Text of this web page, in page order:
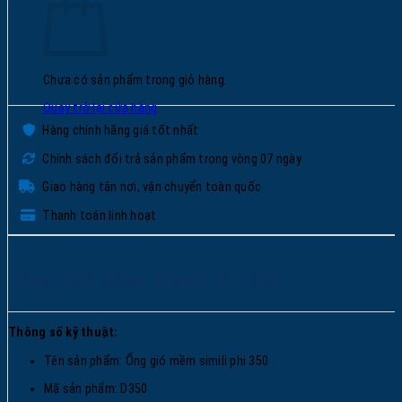
Chưa có sản phẩm trong giỏ hàng.
Quay trở lại cửa hàng
Hàng chính hãng giá tốt nhất
Chính sách đổi trả sản phẩm trong vòng 07 ngày
Giao hàng tận nơi, vận chuyển toàn quốc
Thanh toán linh hoạt
Thông số kỹ thuật:
Tên sản phẩm: Ống gió mềm simili phi 350
Mã sản phẩm: D350